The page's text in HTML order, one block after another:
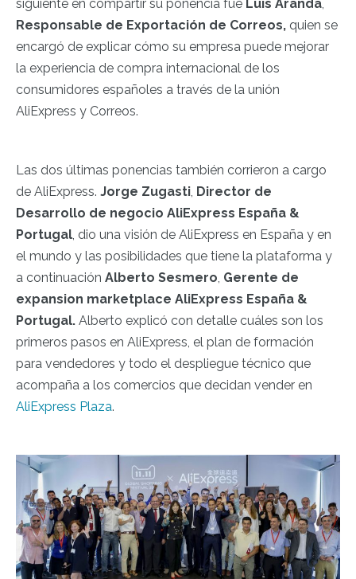
siguiente en compartir su ponencia fue Luis Aranda,
Responsable de Exportación de Correos, quien se
encargó de explicar cómo su empresa puede mejorar
la experiencia de compra internacional de los
consumidores españoles a través de la unión
AliExpress y Correos.
Las dos últimas ponencias también corrieron a cargo
de AliExpress. Jorge Zugasti, Director de
Desarrollo de negocio AliExpress España &
Portugal, dio una visión de AliExpress en España y en
el mundo y las posibilidades que tiene la plataforma y
a continuación Alberto Sesmero, Gerente de
expansion marketplace AliExpress España &
Portugal. Alberto explicó con detalle cuáles son los
primeros pasos en AliExpress, el plan de formación
para vendedores y todo el despliegue técnico que
acompaña a los comercios que decidan vender en
AliExpress Plaza.